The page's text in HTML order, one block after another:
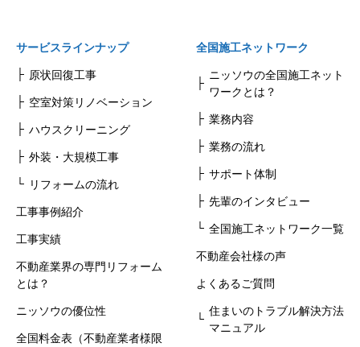
サービスラインナップ
原状回復工事
空室対策リノベーション
ハウスクリーニング
外装・大規模工事
リフォームの流れ
工事事例紹介
工事実績
不動産業界の専門リフォーム
とは？
ニッソウの優位性
全国料金表（不動産業者様限
全国施工ネットワーク
ニッソウの全国施工ネット
ワークとは？
業務内容
業務の流れ
サポート体制
先輩のインタビュー
全国施工ネットワーク一覧
不動産会社様の声
よくあるご質問
住まいのトラブル解決方法
マニュアル